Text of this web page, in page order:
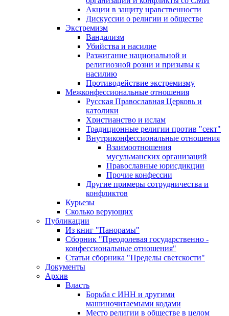
Акции в защиту нравственности
Дискуссии о религии и обществе
Экстремизм
Вандализм
Убийства и насилие
Разжигание национальной и
религиозной розни и призывы к
насилию
Противодействие экстремизму
Межконфессиональные отношения
Русская Православная Церковь и
католики
Христианство и ислам
Традиционные религии против "сект"
Внутриконфессиональные отношения
Взаимоотношения
мусульманских организаций
Православные юрисдикции
Прочие конфессии
Другие примеры сотрудничества и
конфликтов
Курьезы
Сколько верующих
Публикации
Из книг "Панорамы"
Сборник "Преодолевая государственно -
конфессиональные отношения"
Статьи сборника "Пределы светскости"
Документы
Архив
Власть
Борьба с ИНН и другими
машиночитаемыми кодами
Место религии в обществе в целом